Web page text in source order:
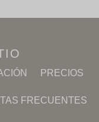
PRECIOS
FRECUENTES